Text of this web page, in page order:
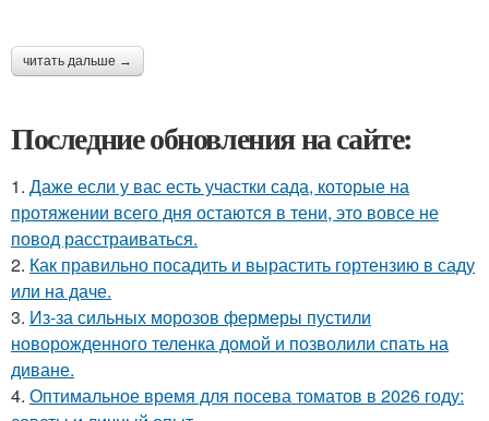
читать дальше →
Последние обновления на сайте:
1. Даже если у вас есть участки сада, которые на
протяжении всего дня остаются в тени, это вовсе не
повод расстраиваться.
2. Как правильно посадить и вырастить гортензию в саду
или на даче.
3. Из-за сильных морозов фермеры пустили
новорожденного теленка домой и позволили спать на
диване.
4. Оптимальное время для посева томатов в 2026 году: